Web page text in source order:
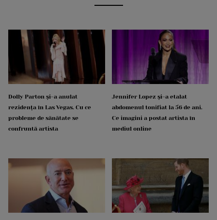
Dolly Parton și-a anulat
rezidența în Las Vegas. Cu ce
probleme de sănătate se
confruntă artista
Jennifer Lopez și-a etalat
abdomenul tonifiat la 56 de ani.
Ce imagini a postat artista în
mediul online